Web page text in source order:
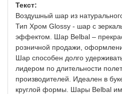
Текст:
Воздушный шар из
Тип Хром Glossy - шар с
эффектом. Шар Belbal –
розничной продажи,
Шар способен долго
лидером по длительности
производителей. Идеален в
круглой формы. Шары Belbal